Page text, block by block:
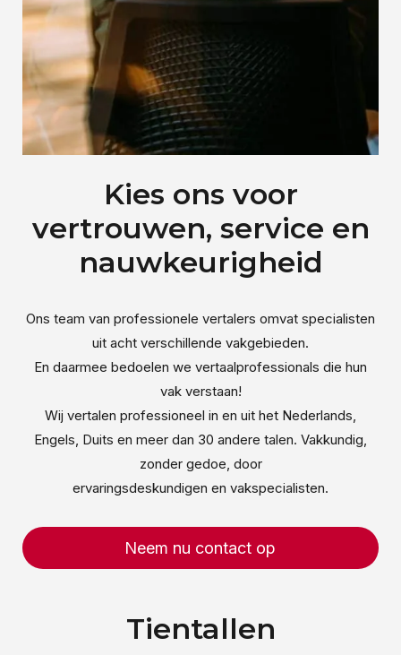
Kies ons voor
vertrouwen, service en
nauwkeurigheid
Ons team van professionele vertalers omvat specialisten
uit acht verschillende vakgebieden.
En daarmee bedoelen we vertaalprofessionals die hun
vak verstaan!
Wij vertalen professioneel in en uit het Nederlands,
Engels, Duits en meer dan 30 andere talen. Vakkundig,
zonder gedoe, door
ervaringsdeskundigen en vakspecialisten.
Neem nu contact op
Tientallen